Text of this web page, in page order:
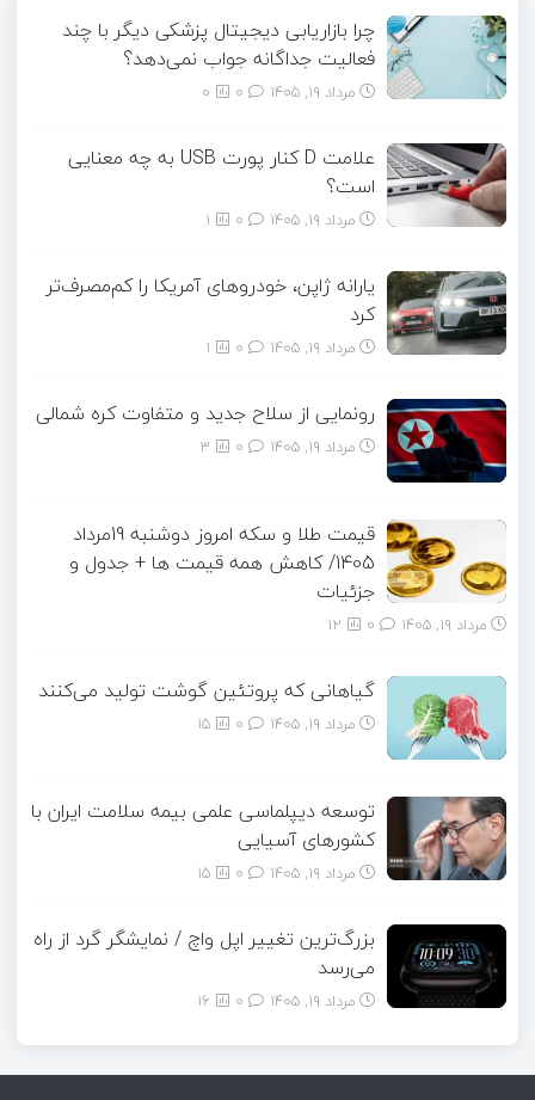
چرا بازاریابی دیجیتال پزشکی دیگر با چند
فعالیت جداگانه جواب نمی‌دهد؟
مرداد ۱۹, ۱۴۰۵ 0
علامت D کنار پورت USB به چه معنایی
است؟
مرداد ۱۹, ۱۴۰۵ 1
یارانه ژاپن، خودروهای آمریکا را کم‌مصرف‌تر
کرد
مرداد ۱۹, ۱۴۰۵ 1
رونمایی از سلاح جدید و متفاوت کره شمالی
مرداد ۱۹, ۱۴۰۵ 3
قیمت طلا و سکه امروز دوشنبه 19مرداد
1405/ کاهش همه قیمت ها + جدول و
جزئیات
مرداد ۱۹, ۱۴۰۵ 12
گیاهانی که پروتئین گوشت تولید می‌کنند
مرداد ۱۹, ۱۴۰۵ 15
توسعه دیپلماسی علمی بیمه سلامت ایران با
کشورهای آسیایی
مرداد ۱۹, ۱۴۰۵ 15
بزرگ‌ترین تغییر اپل واچ / نمایشگر گرد از راه
می‌رسد
مرداد ۱۹, ۱۴۰۵ 16